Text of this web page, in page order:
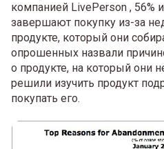
компанией LivePerson , 56%
завершают покупку из-за
продукте, который они
опрошенных назвали
о продукте, на который они
решили изучить продукт
покупать его.